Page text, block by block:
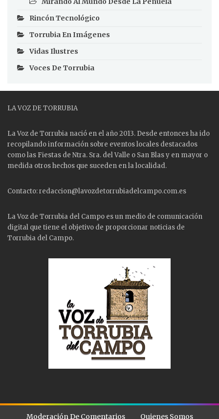
Rincón Tecnológico
Torrubia En Imágenes
Vidas Ilustres
Voces De Torrubia
LA VOZ DE TORRUBIA
La Voz de Torrubia nació en el año 2013. Desde entonces ha ido
recopilando información sobre eventos locales destacados
como las Fiestas de Ntra. Sra. del Valle o San Blas y en mayor o
medida otros hechos que suceden en la localidad.
Contacto: redaccion@lavozdetorrubiadelcampo.com.es
La Voz de Torrubia del Campo es un medio de comunicación
digital que tiene el objetivo de proporcionar noticias de
Torrubia del Campo.
Moderación De Comentarios Quienes Somos